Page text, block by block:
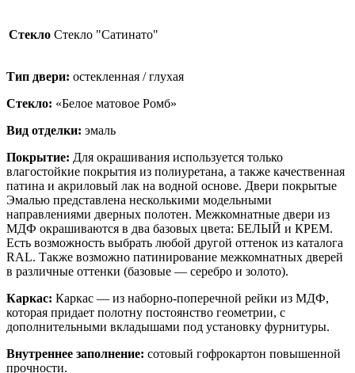
Стекло Стекло "Сатинато"
Тип двери: остекленная / глухая
Стекло: «Белое матовое Ромб»
Вид отделки: эмаль
Покрытие: Для окрашивания используется только
влагостойкие покрытия из полиуретана, а также качественная
патина и акриловый лак на водной основе. Двери покрытые
Эмалью представлена несколькими модельными
направлениями дверных полотен. Межкомнатные двери из
МДФ окрашиваются в два базовых цвета: БЕЛЫЙ и КРЕМ.
Есть возможность выбрать любой другой оттенок из каталога
RAL. Также возможно патинирование межкомнатных дверей
в различные оттенки (базовые — серебро и золото).
Каркас: Каркас — из наборно-поперечной рейки из МДФ,
которая придает полотну постоянство геометрии, с
дополнительными вкладышами под установку фурнитуры.
Внутреннее заполнение: сотовый гофрокартон повышенной
прочности.